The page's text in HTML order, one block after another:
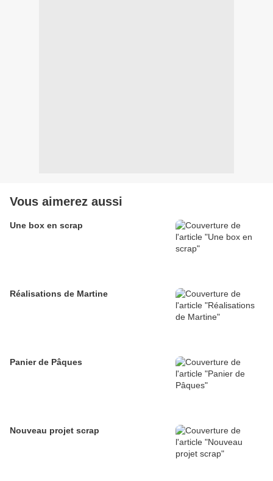
Vous aimerez aussi
Une box en scrap
Réalisations de Martine
Panier de Pâques
Nouveau projet scrap